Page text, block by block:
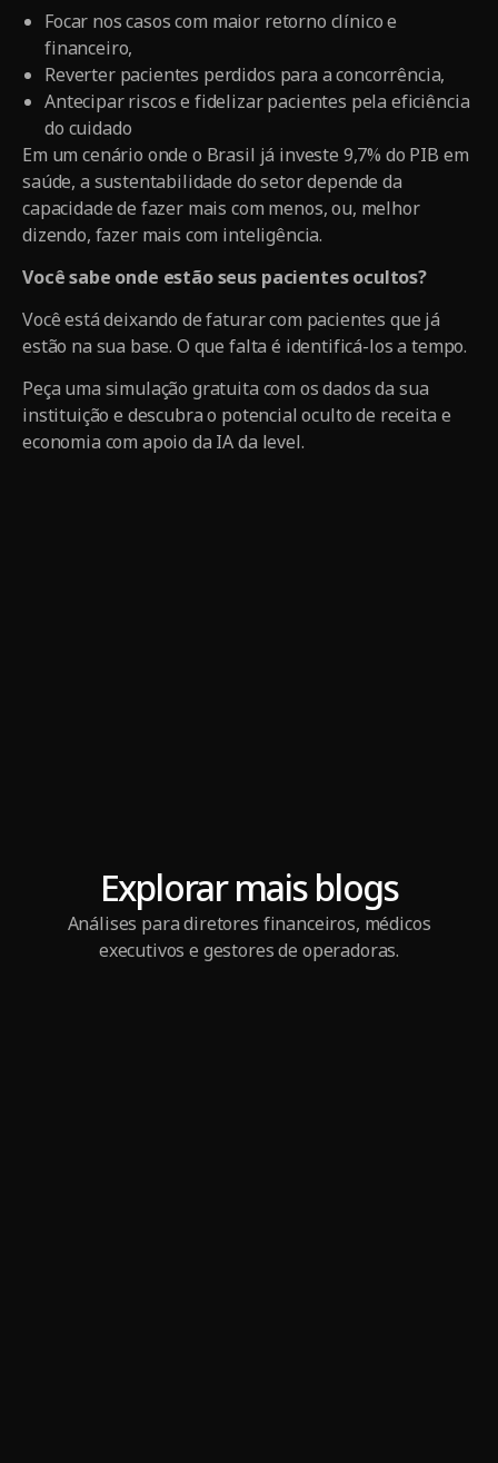
Focar nos casos com maior retorno clínico e
financeiro,
Reverter pacientes perdidos para a concorrência,
Antecipar riscos e fidelizar pacientes pela eficiência
do cuidado
Em um cenário onde o Brasil já investe 9,7% do PIB em
saúde, a sustentabilidade do setor depende da
capacidade de fazer mais com menos, ou, melhor
dizendo, fazer mais com inteligência.
Você sabe onde estão seus pacientes ocultos?
Você está deixando de faturar com pacientes que já
estão na sua base. O que falta é identificá-los a tempo.
Peça uma simulação gratuita com os dados da sua
instituição e descubra o potencial oculto de receita e
economia com apoio da IA da level.
Explorar mais blogs
Análises para diretores financeiros, médicos
executivos e gestores de operadoras.